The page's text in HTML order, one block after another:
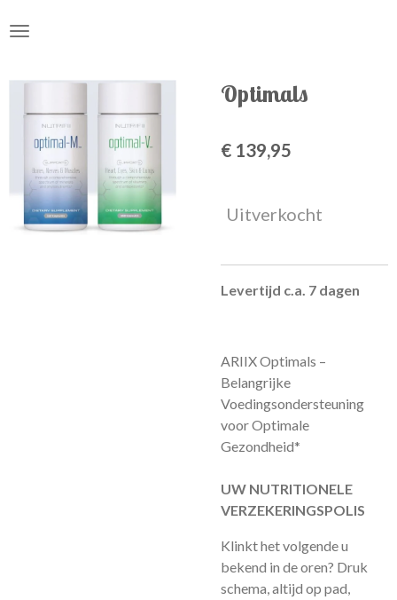
direct
de
Optimals
€ 139,95
Uitverkocht
Levertijd c.a. 7 dagen
ARIIX Optimals –
Belangrijke
Voedingsondersteuning
voor Optimale
Gezondheid*
UW NUTRITIONELE
VERZEKERINGSPOLIS
Klinkt het volgende u
bekend in de oren? Druk
schema, altijd op pad,